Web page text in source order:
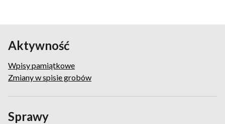
Aktywność
Wpisy pamiątkowe
Zmiany w spisie grobów
Sprawy